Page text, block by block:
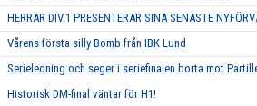
HERRAR DIV.1 PRESENTERAR SINA SENASTE
Vårens första silly Bomb från IBK Lund
Serieledning och seger i seriefinalen borta mot
Historisk DM-final väntar för H1!